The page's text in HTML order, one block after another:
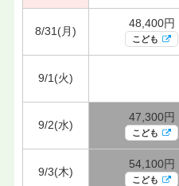
8/31(月)
48,400円
こども
9/1(火)
9/2(水)
47,300円
こども
9/3(木)
54,100円
こども